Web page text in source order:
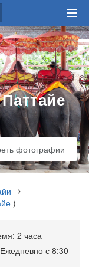
фотографии
)
2 часа
с 8:30